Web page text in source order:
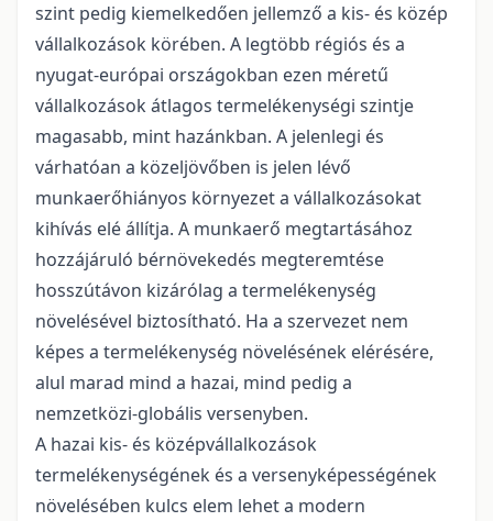
szint pedig kiemelkedően jellemző a kis- és közép
vállalkozások körében. A legtöbb régiós és a
nyugat-európai országokban ezen méretű
vállalkozások átlagos termelékenységi szintje
magasabb, mint hazánkban. A jelenlegi és
várhatóan a közeljövőben is jelen lévő
munkaerőhiányos környezet a vállalkozásokat
kihívás elé állítja. A munkaerő megtartásához
hozzájáruló bérnövekedés megteremtése
hosszútávon kizárólag a termelékenység
növelésével biztosítható. Ha a szervezet nem
képes a termelékenység növelésének elérésére,
alul marad mind a hazai, mind pedig a
nemzetközi-globális versenyben.
A hazai kis- és középvállalkozások
termelékenységének és a versenyképességének
növelésében kulcs elem lehet a modern